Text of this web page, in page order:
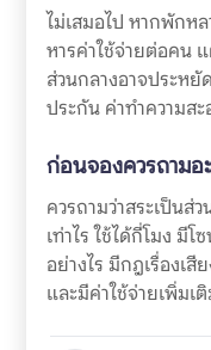
ไม่เสมอไป หากพักห
หารค่าใช้จ่ายต่อคน
ส่วนกลางอาจประหยั
ประกัน ค่าทำความสะ
ก่อนจองควรถามอ
ควรถามว่าสระเป็นส่
เท่าไร ใช้ได้กี่โมง มี
อย่างไร มีกฎเรื่องเสี
และมีค่าใช้จ่ายเพิ่มเ